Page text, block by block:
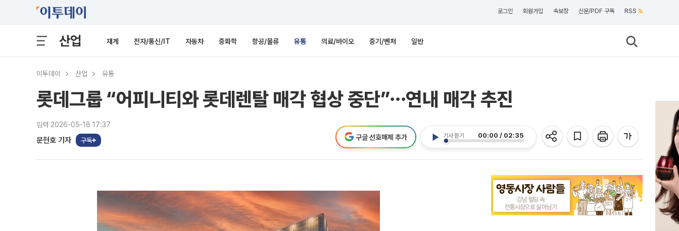
로그인 회원가입 속보창 신문/PDF 구독 RSS
산업 재계 전자/통신/IT 자동차 중화학 항공/물류 유통 의료/바이오 중기/벤처 일반
이투데이 산업 유통
롯데그룹 “어피니티와 롯데렌탈 매각 협상 중단”⋯연내 매각 추진
입력 2026-05-18 17:37
문현호 기자 구독
기사 듣기 00:00 / 02:35
구글 선호매체 추가